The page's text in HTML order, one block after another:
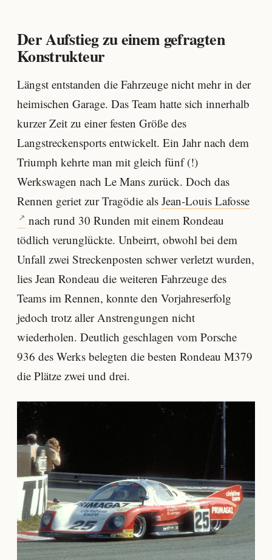
Der Aufstieg zu einem gefragten
Konstrukteur
Längst entstanden die Fahrzeuge nicht mehr in der
heimischen Garage. Das Team hatte sich innerhalb
kurzer Zeit zu einer festen Größe des
Langstreckensports entwickelt. Ein Jahr nach dem
Triumph kehrte man mit gleich fünf (!)
Werkswagen nach Le Mans zurück. Doch das
Rennen geriet zur Tragödie als Jean-Louis Lafosse
nach rund 30 Runden mit einem Rondeau
tödlich verunglückte. Unbeirrt, obwohl bei dem
Unfall zwei Streckenposten schwer verletzt wurden,
lies Jean Rondeau die weiteren Fahrzeuge des
Teams im Rennen, konnte den Vorjahreserfolg
jedoch trotz aller Anstrengungen nicht
wiederholen. Deutlich geschlagen vom Porsche
936 des Werks belegten die besten Rondeau M379
die Plätze zwei und drei.